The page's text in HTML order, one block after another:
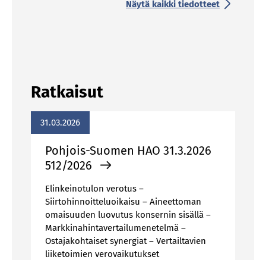
Näytä kaikki tiedotteet
Ratkaisut
31.03.2026
Poh­jois-Suo­men HAO 31.3.2026
512/​2026
Elinkeinotulon verotus –
Siirtohinnoitteluoikaisu – Aineettoman
omaisuuden luovutus konsernin sisällä –
Markkinahintavertailumenetelmä –
Ostajakohtaiset synergiat – Vertailtavien
liiketoimien verovaikutukset